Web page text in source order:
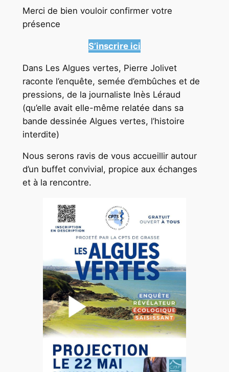
Merci de bien vouloir confirmer votre
présence
S’inscrire ici
Dans Les Algues vertes, Pierre Jolivet
raconte l’enquête, semée d’embûches et de
pressions, de la journaliste Inès Léraud
(qu’elle avait elle-même relatée dans sa
bande dessinée Algues vertes, l’histoire
interdite)
Nous serons ravis de vous accueillir autour
d’un buffet convivial, propice aux échanges
et à la rencontre.